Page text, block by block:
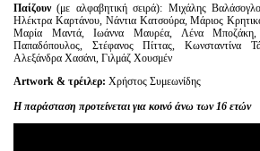
Παίζουν(με αλφαβητική σειρά): Μιχάλης
Ηλέκτρα Καρτάνου, Νάντια Κατσούρα, Μάριος
Μαρία Μαντά, Ιωάννα Μαυρέα, Λένα Μποζάκη,
Παπαδόπουλος, Στέφανος Πίττας, Κωνσταντίνα
Αλεξάνδρα Χασάνι, Γιλμάζ Χουσμέν
Artwork & τρέιλερ: Χρήστος Συμεωνίδης
Η παράσταση προτείνεται για κοινό άνω των 16 ετών